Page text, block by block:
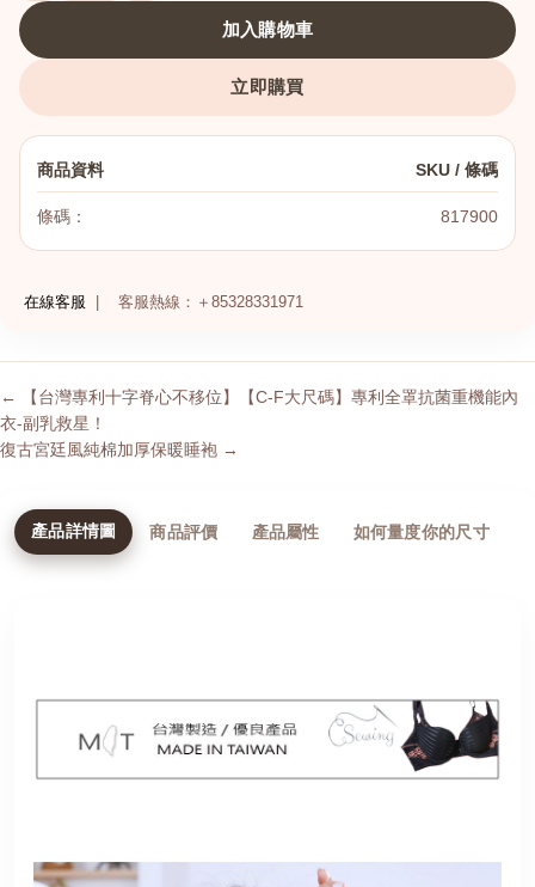
加入購物車
立即購買
商品資料 SKU / 條碼
條碼： 817900
在線客服 客服熱線：＋85328331971
← 【台灣專利十字脊心不移位】【C-F大尺碼】專利全罩抗菌重機能內
衣-副乳救星！
復古宮廷風純棉加厚保暖睡袍 →
產品詳情圖 商品評價 產品屬性 如何量度你的尺寸